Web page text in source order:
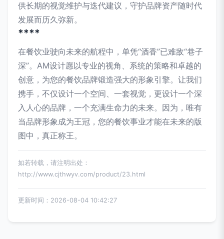
供长期的视觉维护与迭代建议，守护品牌资产随时代
发展而历久弥新。
****
在餐饮业驶向未来的航程中，单凭“酒香”已难敌“巷子
深”。AM设计愿以专业的视角、系统的策略和卓越的
创意，为您的餐饮品牌锻造强大的形象引擎。让我们
携手，不仅设计一个空间、一套视觉，更设计一个深
入人心的品牌，一个充满生命力的未来。因为，唯有
当品牌形象成为王冠，您的餐饮事业才能在未来的版
图中，真正称王。
如若转载，请注明出处：
http://www.cjthwyv.com/product/23.html
更新时间：2026-08-04 10:42:27